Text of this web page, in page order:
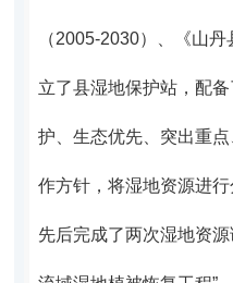
（2005-2030）、《山
立了县湿地保护站，配备
护、生态优先、突出重
作方针，将湿地资源进行
先后完成了两次湿地资